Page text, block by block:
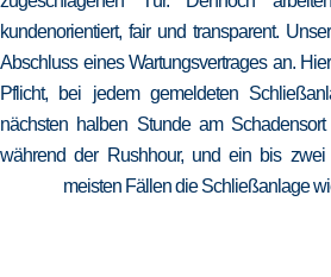
kundenorientiert, fair und transparent.
Abschluss eines Wartungsvertrages an.
Pflicht, bei jedem gemeldeten
nächsten halben Stunde am
während der Rushhour, und ein bis
meisten Fällen die Schließanlage